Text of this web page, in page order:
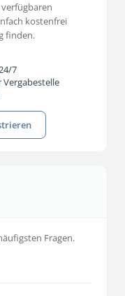
kostenfrei
finden.
7
Fragen.